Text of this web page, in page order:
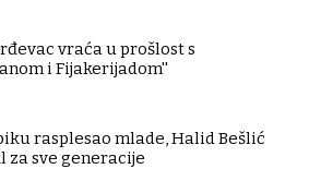
vraća u prošlost s
i Fijakerijadom''
rasplesao mlade, Halid Bešlić
za sve generacije